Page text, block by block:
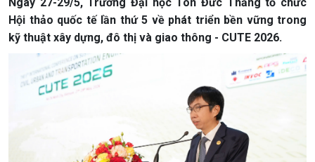
Hội thảo quốc tế lần thứ 5 về phát triển bền vững trong
kỹ thuật xây dựng, đô thị và giao thông - CUTE 2026.